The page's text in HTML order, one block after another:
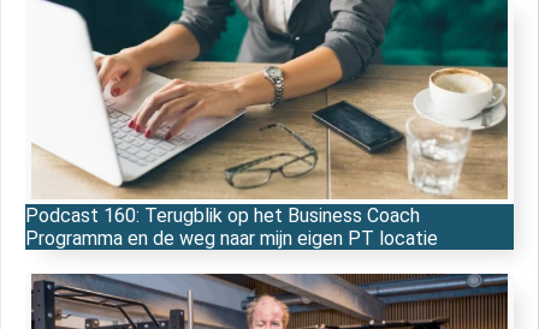
Podcast 160: Terugblik op het Business Coach
Programma en de weg naar mijn eigen PT locatie